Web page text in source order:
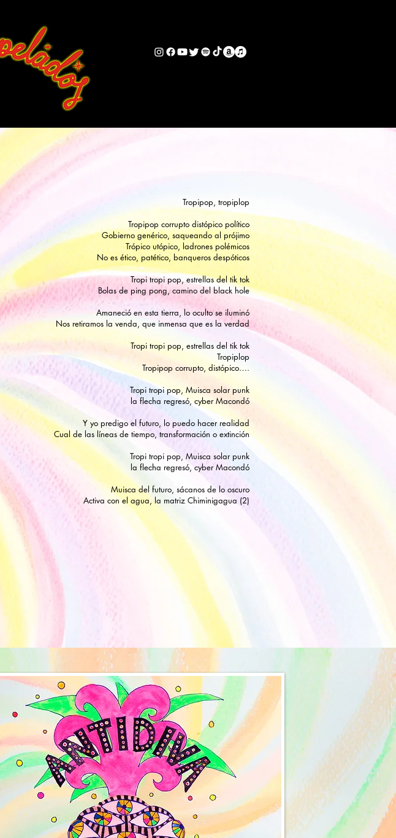
música y videos
Tropipop, tropiplop
Tropipop corrupto distópico político
Gobierno genérico, saqueando al prójimo
Trópico utópico, ladrones polémicos
No es ético, patético, banqueros despóticos
Tropi tropi pop, estrellas del tik tok
Bolas de ping pong, camino del black hole
Amaneció en esta tierra, lo oculto se iluminó
Nos retiramos la venda, que inmensa que es la verdad
Tropi tropi pop, estrellas del tik tok
Tropiplop
Tropipop corrupto, distópico….
Tropi tropi pop, Muisca solar punk
la flecha regresó,cyber Macondó
Y yo predigo el futuro, lo puedo hacer realidad
Cual de las líneas de tiempo, transformación o extinción
Tropi tropi pop, Muisca solar punk
la flecha regresó, cyber Macondó
Muisca del futuro, sácanos de lo oscuro
Activa con el agua, la matriz Chiminigagua (2)